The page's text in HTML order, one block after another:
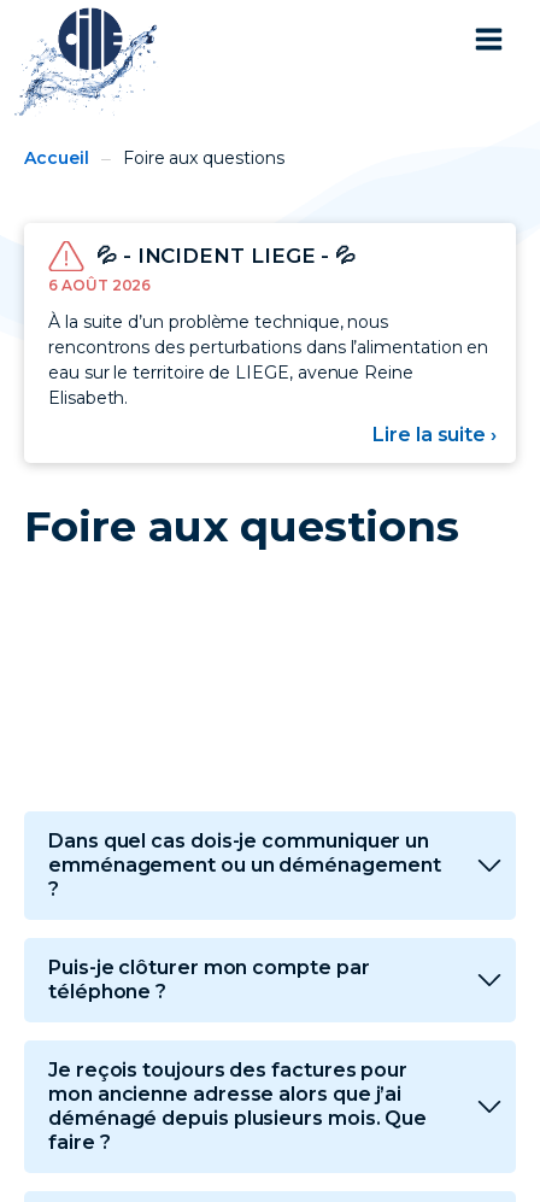
Breadcrumbs
You
Accueil Foire aux questions
💦 - INCIDENT LIEGE - 💦
6 AOÛT 2026
À la suite d’un problème technique, nous
rencontrons des perturbations dans l’alimentation en
eau sur le territoire de LIEGE, avenue Reine
Elisabeth.
Lire la suite ›
-
Foire aux questions
Dans quel cas dois-je communiquer un
emménagement ou un déménagement
?
Puis-je clôturer mon compte par
téléphone ?
Je reçois toujours des factures pour
mon ancienne adresse alors que j’ai
déménagé depuis plusieurs mois. Que
faire ?